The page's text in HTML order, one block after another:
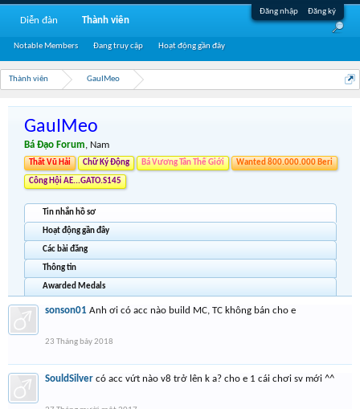
Đăng nhập Đăng ký
Thành viên GauIMeo
GauIMeo
Bá Đạo Forum, Nam
Thất Vũ Hải Chữ Ký Động Bá Vương Tân Thế Giới Wanted 800.000.000 Beri
Công Hội AE...GATO.S145
Tin nhắn hồ sơ
Hoạt động gần đây
Các bài đăng
Thông tin
Awarded Medals
sonson01 Anh ơi có acc nào build MC, TC không bán cho e
23 Tháng bảy 2018
SouldSilver có acc vứt nào v8 trở lên k a? cho e 1 cái chơi sv mới ^^
Diễn đàn Thành viên
Notable Members Đang truy cập Hoạt động gần đây